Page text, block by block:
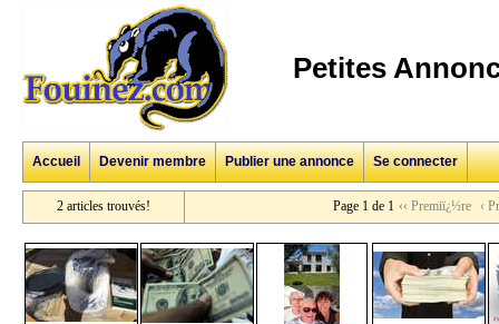
Petites
Accueil Devenir membre Publier une annonce Se connecter
2 articles trouvés! Page 1 de 1 ‹‹ Premiï¿½re ‹